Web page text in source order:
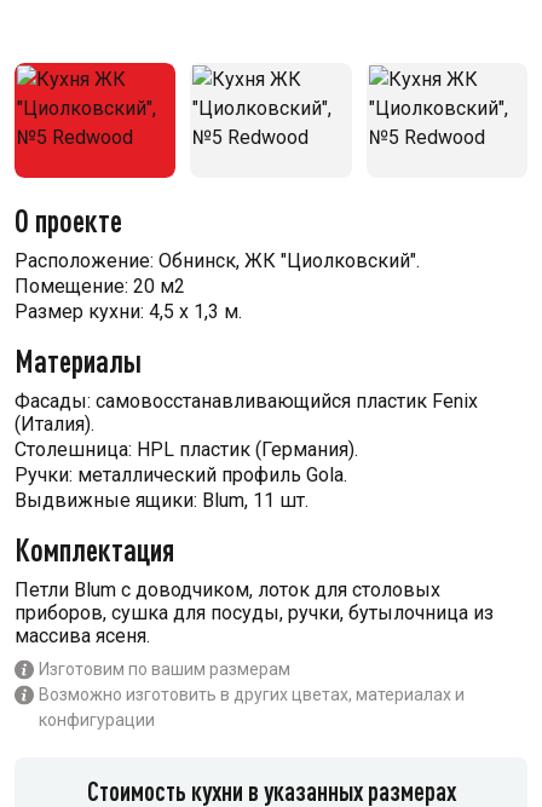
О проекте
Расположение: Обнинск, ЖК "Циолковский".
Помещение: 20 м2
Размер кухни: 4,5 х 1,3 м.
Материалы
Фасады: самовосстанавливающийся пластик Fenix
(Италия).
Столешница: HPL пластик (Германия).
Ручки: металлический профиль Gola.
Выдвижные ящики: Blum, 11 шт.
Комплектация
Петли Blum с доводчиком, лоток для столовых
приборов, сушка для посуды, ручки, бутылочница из
массива ясеня.
Изготовим по вашим размерам
Возможно изготовить в других цветах, материалах и
конфигурации
Стоимость кухни в указанных размерах